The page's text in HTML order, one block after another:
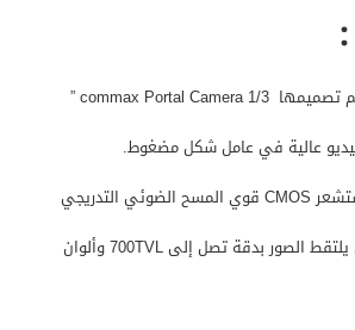
كاميرا ملونة تم تصميمها commax Portal Camera 1/3 ”
عالية في عامل شكل مضغوط.
إنها تتميز بمستشعر CMOS قوي المسح الضوئي التدريجي
1/3 بوصة الذي يلتقط الصور بدقة تصل إلى 700TVL وألوان